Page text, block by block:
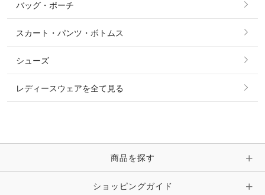
シャツ・ブラウス・ワンピース
ソックス
ベルト
時計・財布・キーケース・革小物
キーホルダー・チャーム・ストラップ
すべてのアクセサリー
リング
ピアス・イヤリング
ピン・ブローチ・コサージュ
その他 アクセサリー
バッグ・ポーチ
スカート・パンツ・ボトムス
シューズ
レディースウェアを全て見る
商品を探す
ショッピングガイド